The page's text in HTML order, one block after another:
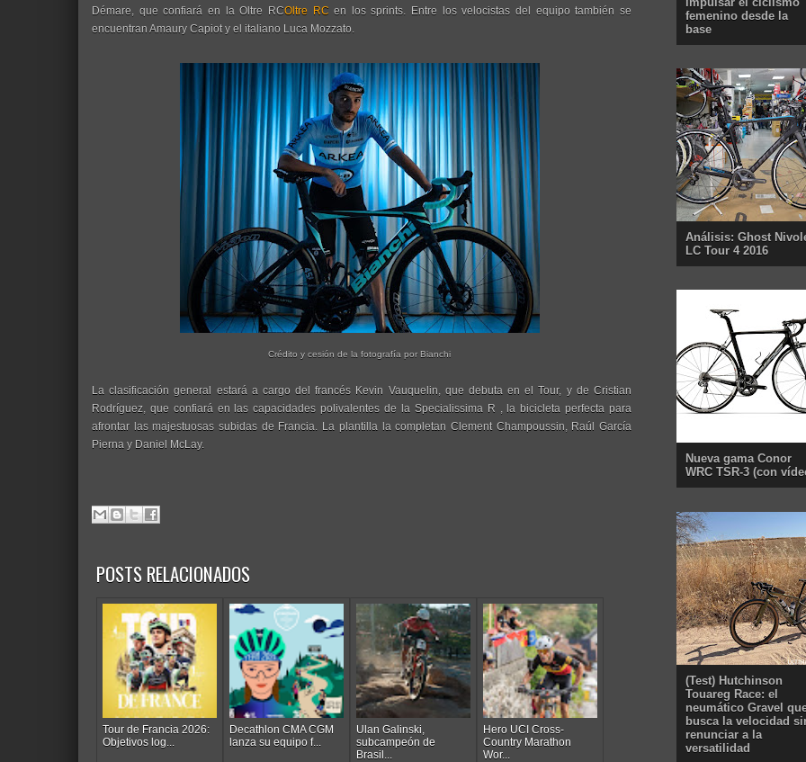
Démare, que confiará en la Oltre RCOltre RC en los sprints. Entre los velocistas del equipo también se
encuentran Amaury Capiot y el italiano Luca Mozzato.
Crédito y cesión de la fotografía por Bianchi
La clasificación general estará a cargo del francés Kevin Vauquelin, que debuta en el Tour, y de Cristian
Rodríguez, que confiará en las capacidades polivalentes de la Specialissima R , la bicicleta perfecta para
afrontar las majestuosas subidas de Francia. La plantilla la completan Clement Champoussin, Raúl García
Pierna y Daniel McLay.
POSTS RELACIONADOS
Tour de Francia 2026:
Objetivos log...
Decathlon CMA CGM
lanza su equipo f...
Ulan Galinski,
subcampeón de
Brasil...
Hero UCI Cross-
Country Marathon
Wor...
femenino desde la
base
Análisis: Ghost
LC Tour 4 2016
Nueva gama Conor
WRC TSR-3 (con
(Test) Hutchinson
Touareg Race: el
neumático Gravel
busca la velocidad
renunciar a la
versatilidad